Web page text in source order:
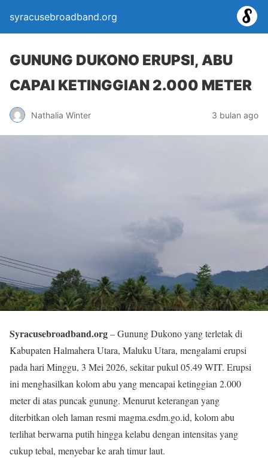
syracusebroadband.org
GUNUNG DUKONO ERUPSI, ABU
CAPAI KETINGGIAN 2.000 METER
Nathalia Winter 3 bulan ago
Syracusebroadband.org– Gunung Dukono yang terletak di
Kabupaten Halmahera Utara, Maluku Utara, mengalami erupsi
pada hari Minggu, 3 Mei 2026, sekitar pukul 05.49 WIT. Erupsi
ini menghasilkan kolom abu yang mencapai ketinggian 2.000
meter di atas puncak gunung. Menurut keterangan yang
diterbitkan oleh laman resmi magma.esdm.go.id, kolom abu
terlihat berwarna putih hingga kelabu dengan intensitas yang
cukup tebal, menyebar ke arah timur laut.